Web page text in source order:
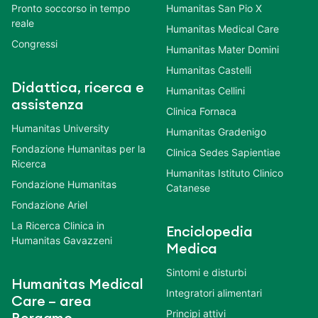
Pronto soccorso in tempo
reale
Congressi
Didattica, ricerca e
assistenza
Humanitas University
Fondazione Humanitas per la
Ricerca
Fondazione Humanitas
Fondazione Ariel
La Ricerca Clinica in
Humanitas Gavazzeni
Humanitas Medical
Care – area
Humanitas San Pio X
Humanitas Medical Care
Humanitas Mater Domini
Humanitas Castelli
Humanitas Cellini
Clinica Fornaca
Humanitas Gradenigo
Clinica Sedes Sapientiae
Humanitas Istituto Clinico
Catanese
Enciclopedia
Medica
Sintomi e disturbi
Integratori alimentari
Principi attivi